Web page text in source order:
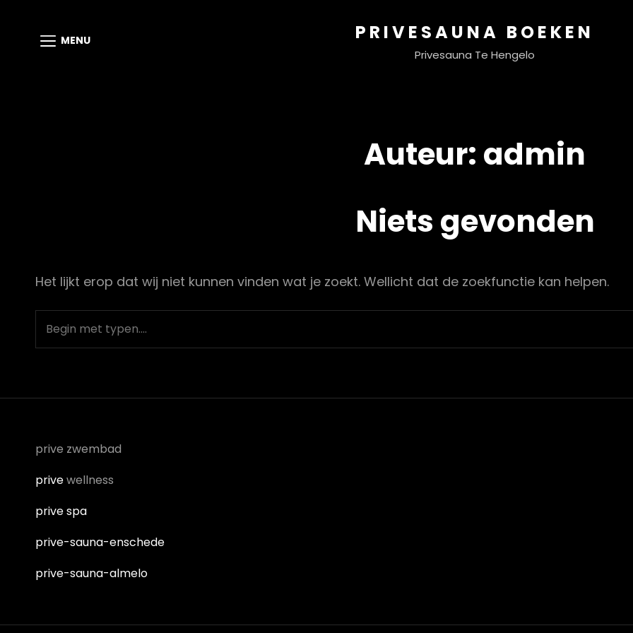
MENU PRIVESAUNA BOEKEN
Privesauna Te Hengelo
Auteur: admin
Niets gevonden
Het lijkt erop dat wij niet kunnen vinden wat je zoekt. Wellicht dat de zoekfunctie kan helpen.
naar:
prive zwembad
privewellness
prive spa
prive-sauna-enschede
prive-sauna-almelo